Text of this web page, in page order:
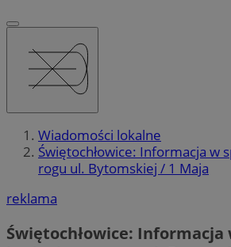
Wiadomości lokalne
Świętochłowice: Informacja w
rogu ul. Bytomskiej / 1 Maja
reklama
Świętochłowice: Informacja